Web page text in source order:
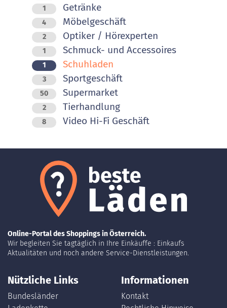
1 Getränke
4 Möbelgeschäft
2 Optiker / Hörexperten
1 Schmuck- und Accessoires
1 Schuhladen
3 Sportgeschäft
50 Supermarket
2 Tierhandlung
8 Video Hi-Fi Geschäft
Online-Portal des Shoppings in Österreich.
Wir begleiten Sie tagtäglich in Ihre Einkäuffe : Einkaufs
Aktualitäten und noch andere Service-Dienstleistungen.
Nützliche Links
Bundesländer
Informationen
Kontakt